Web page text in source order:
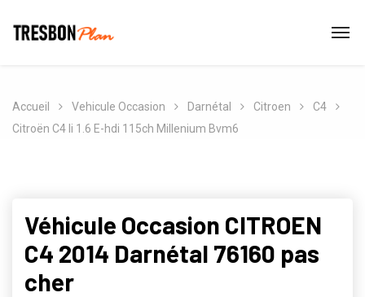
Accueil Vehicule Occasion Darnétal Citroen
C4
Citroën C4 Ii 1.6 E-hdi 115ch Millenium Bvm6
Véhicule Occasion CITROEN
C4 2014 Darnétal 76160 pas
cher